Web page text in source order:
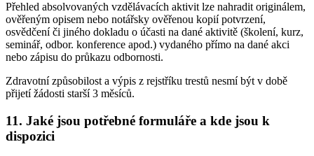
Přehled absolvovaných vzdělávacích aktivit lze nahradit originálem,
ověřeným opisem nebo notářsky ověřenou kopií potvrzení,
osvědčení či jiného dokladu o účasti na dané aktivitě (školení, kurz,
seminář, odbor. konference apod.) vydaného přímo na dané akci
nebo zápisu do průkazu odbornosti.
Zdravotní způsobilost a výpis z rejstříku trestů nesmí být v době
přijetí žádosti starší 3 měsíců.
11. Jaké jsou potřebné formuláře a kde jsou k
dispozici